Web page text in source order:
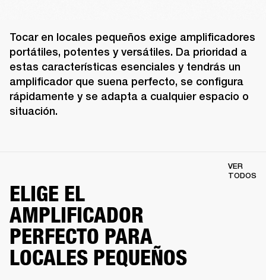
Tocar en locales pequeños exige amplificadores
portátiles, potentes y versátiles. Da prioridad a
estas características esenciales y tendrás un
amplificador que suena perfecto, se configura
rápidamente y se adapta a cualquier espacio o
situación.
ELIGE EL
AMPLIFICADOR
PERFECTO PARA
LOCALES PEQUEÑOS
VER
TODOS